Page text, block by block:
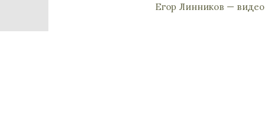
Егор Линников — видео